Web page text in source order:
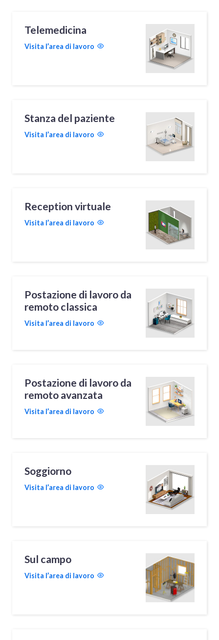
Telemedicina
Visita l’area di lavoro
Stanza del paziente
Visita l’area di lavoro
Reception virtuale
Visita l’area di lavoro
Postazione di lavoro da
remoto classica
Visita l’area di lavoro
Postazione di lavoro da
remoto avanzata
Visita l’area di lavoro
Soggiorno
Visita l’area di lavoro
Sul campo
Visita l’area di lavoro